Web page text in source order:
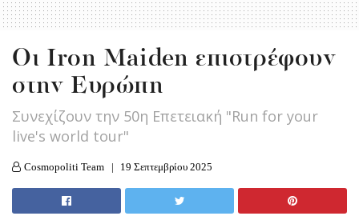
Οι Iron Maiden επιστρέφουν
στην Ευρώπη
Συνεχίζουν την 50η Επετειακή "Run for your
live's world tour"
Cosmopoliti Team 19 Σεπτεμβρίου 2025